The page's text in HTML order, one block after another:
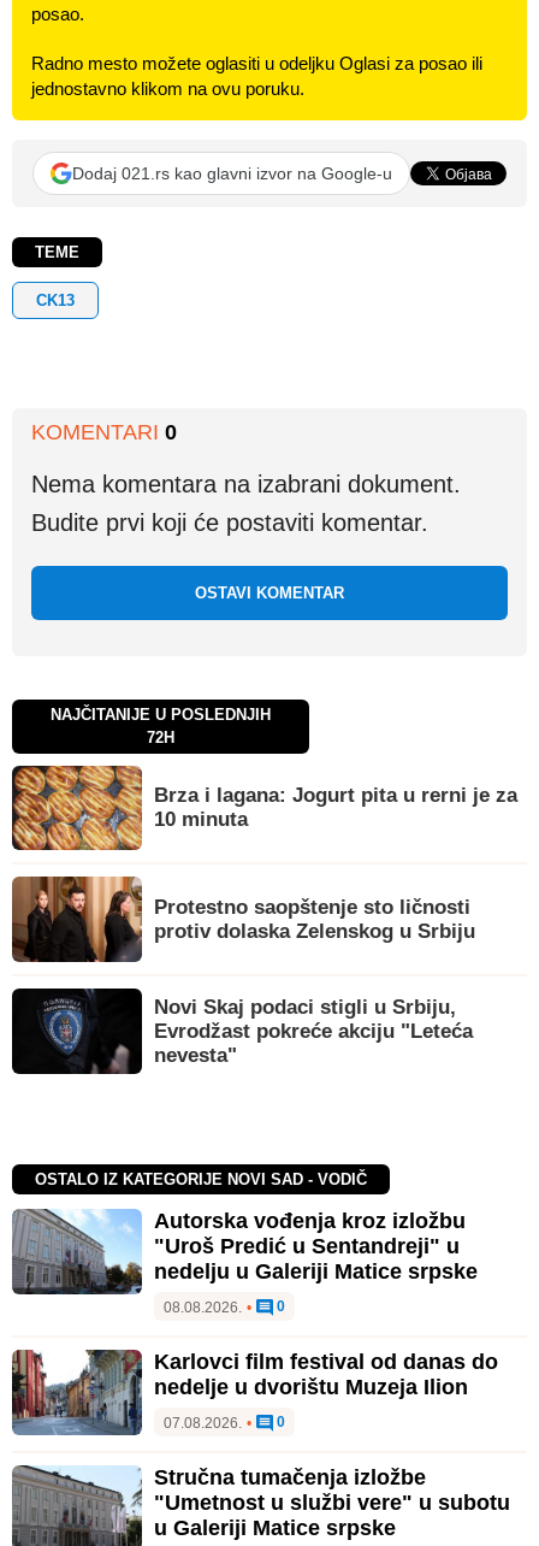
posao.
Radno mesto možete oglasiti u odeljku Oglasi za posao ili
jednostavno klikom na ovu poruku.
Dodaj 021.rs kao glavni izvor na Google-u
TEME
CK13
KOMENTARI 0
Nema komentara na izabrani dokument.
Budite prvi koji će postaviti komentar.
OSTAVI KOMENTAR
NAJČITANIJE U POSLEDNJIH
72H
Brza i lagana: Jogurt pita u rerni je za
10 minuta
Protestno saopštenje sto ličnosti
protiv dolaska Zelenskog u Srbiju
Novi Skaj podaci stigli u Srbiju,
Evrodžast pokreće akciju "Leteća
nevesta"
OSTALO IZ KATEGORIJE NOVI SAD - VODIČ
Autorska vođenja kroz izložbu
"Uroš Predić u Sentandreji" u
nedelju u Galeriji Matice srpske
08.08.2026. • 0
Karlovci film festival od danas do
nedelje u dvorištu Muzeja Ilion
07.08.2026. • 0
Stručna tumačenja izložbe
"Umetnost u službi vere" u subotu
u Galeriji Matice srpske